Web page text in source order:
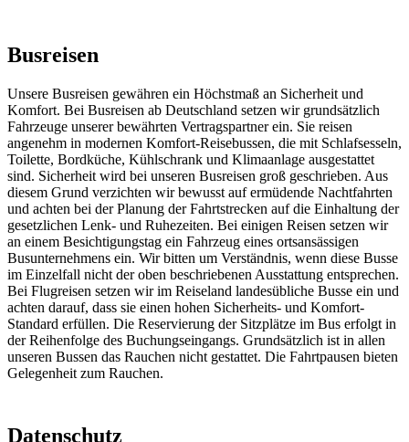
Busreisen
Unsere Busreisen gewähren ein Höchstmaß an Sicherheit und
Komfort. Bei Busreisen ab Deutschland setzen wir grundsätzlich
Fahrzeuge unserer bewährten Vertragspartner ein. Sie reisen
angenehm in modernen Komfort-Reisebussen, die mit Schlafsesseln,
Toilette, Bordküche, Kühlschrank und Klimaanlage ausgestattet
sind. Sicherheit wird bei unseren Busreisen groß geschrieben. Aus
diesem Grund verzichten wir bewusst auf ermüdende Nachtfahrten
und achten bei der Planung der Fahrtstrecken auf die Einhaltung der
gesetzlichen Lenk- und Ruhezeiten. Bei einigen Reisen setzen wir
an einem Besichtigungstag ein Fahrzeug eines ortsansässigen
Busunternehmens ein. Wir bitten um Verständnis, wenn diese Busse
im Einzelfall nicht der oben beschriebenen Ausstattung entsprechen.
Bei Flugreisen setzen wir im Reiseland landesübliche Busse ein und
achten darauf, dass sie einen hohen Sicherheits- und Komfort-
Standard erfüllen. Die Reservierung der Sitzplätze im Bus erfolgt in
der Reihenfolge des Buchungseingangs. Grundsätzlich ist in allen
unseren Bussen das Rauchen nicht gestattet. Die Fahrtpausen bieten
Gelegenheit zum Rauchen.
Datenschutz